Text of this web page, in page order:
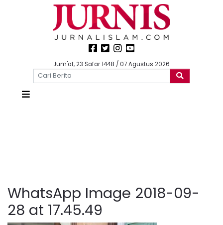
Jum'at, 23 Safar 1448 / 07 Agustus 2026
WhatsApp Image 2018-09-
28 at 17.45.49